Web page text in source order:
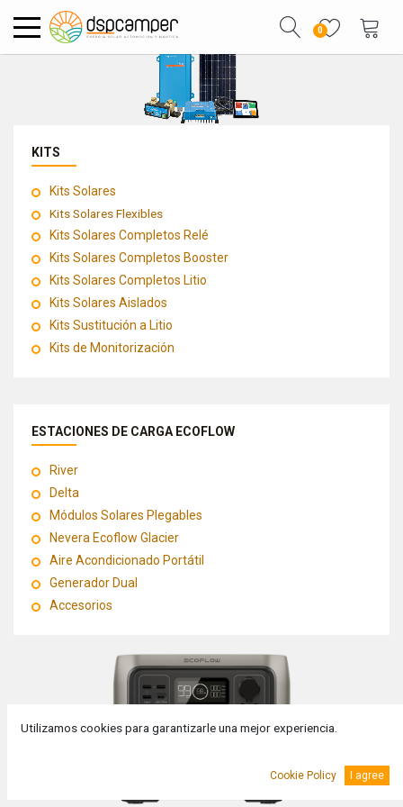
0
KITS
Kits Solares
Kits Solares Flexibles
Kits Solares Completos Relé
Kits Solares Completos Booster
Kits Solares Completos Litio
Kits Solares Aislados
Kits Sustitución a Litio
Kits de Monitorización
ESTACIONES DE CARGA ECOFLOW
River
Delta
Módulos Solares Plegables
Nevera Ecoflow Glacier
Aire Acondicionado Portátil
Generador Dual
Accesorios
Utilizamos cookies para garantizarle una mejor experiencia.
Cookie Policy I agree